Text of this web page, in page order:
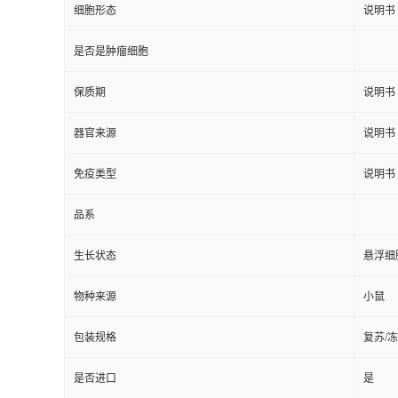
细胞形态 说明书
是否是肿瘤细胞
保质期 说明书
器官来源 说明书
免疫类型 说明书
品系
生长状态 悬浮细
物种来源 小鼠
包装规格 复苏/
是否进口 是